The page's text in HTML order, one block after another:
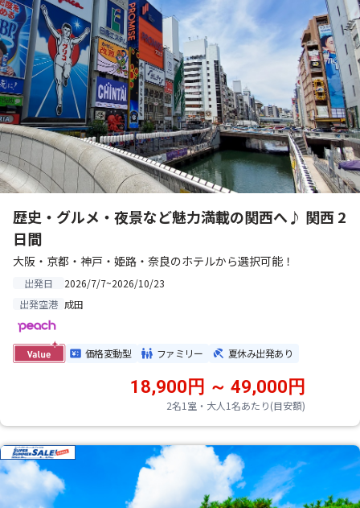
歴史・グルメ・夜景など魅力満載の関西へ♪ 関西 2
日間
大阪・京都・神戸・姫路・奈良のホテルから選択可能！
出発日
2026/7/7~2026/10/23
出発空港 成田
価格変動型 ファミリー 夏休み出発あり
2名1室・大人1名あたり(目安額)
18,900円 ～ 49,000円